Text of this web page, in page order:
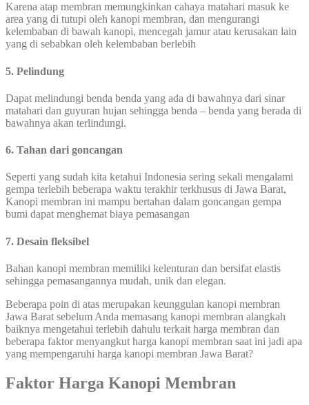
Karena atap membran memungkinkan cahaya matahari masuk ke
area yang di tutupi oleh kanopi membran, dan mengurangi
kelembaban di bawah kanopi, mencegah jamur atau kerusakan lain
yang di sebabkan oleh kelembaban berlebih
5. Pelindung
Dapat melindungi benda benda yang ada di bawahnya dari sinar
matahari dan guyuran hujan sehingga benda – benda yang berada di
bawahnya akan terlindungi.
6. Tahan dari goncangan
Seperti yang sudah kita ketahui Indonesia sering sekali mengalami
gempa terlebih beberapa waktu terakhir terkhusus di Jawa Barat,
Kanopi membran ini mampu bertahan dalam goncangan gempa
bumi dapat menghemat biaya pemasangan
7. Desain fleksibel
Bahan kanopi membran memiliki kelenturan dan bersifat elastis
sehingga pemasangannya mudah, unik dan elegan.
Beberapa poin di atas merupakan keunggulan kanopi membran
Jawa Barat sebelum Anda memasang kanopi membran alangkah
baiknya mengetahui terlebih dahulu terkait harga membran dan
beberapa faktor menyangkut harga kanopi membran saat ini jadi apa
yang mempengaruhi harga kanopi membran Jawa Barat?
Faktor Harga Kanopi Membran